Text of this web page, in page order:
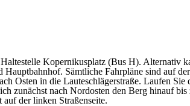
Kopernikusplatz (Bus H).
Sämtliche Fahrpläne sind auf
Osten in die Lauteschlägerstraße. Laufen
zunächst nach Nordosten den Berg hinauf
der linken Straßenseite.